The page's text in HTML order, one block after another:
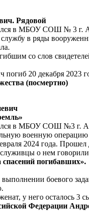
. Рядовой
в МБОУ СОШ № 3 г.
в ряды
со слов
погиб 20 декабря 2023
(посмертно)
в МБОУ СОШ №3 г.
военную операцию
2024 года. Прошел
о нем
погибавших».
выполнении боевого
у него осталось 3
Федерации